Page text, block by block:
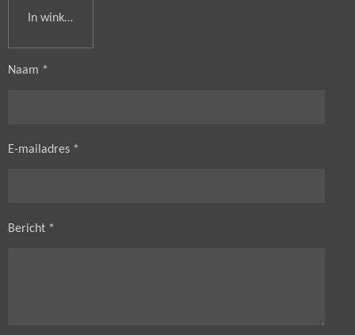
In winkelwagen
Naam *
E-mailadres *
Bericht *